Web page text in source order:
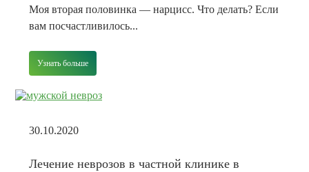
Моя вторая половинка — нарцисс. Что делать? Если
вам посчастливилось...
Узнать больше
30.10.2020
Лечение неврозов в частной клинике в